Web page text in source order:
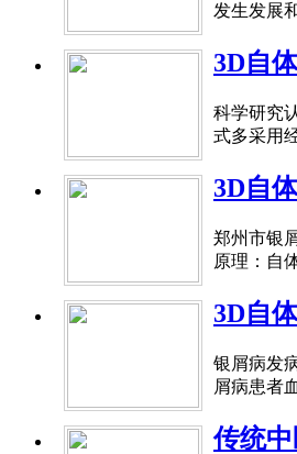
发生发展
3D自
科学研究
式多采用
3D自
郑州市银
原理：自
3D自
银屑病发
屑病患者
传统